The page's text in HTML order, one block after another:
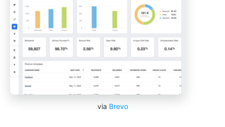
via Brevo